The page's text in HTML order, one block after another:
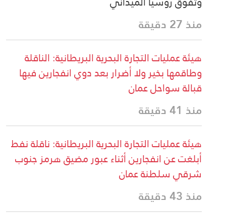
منذ 27 دقيقة
هيئة عمليات التجارة البحرية البريطانية: الناقلة
وطاقمها بخير ولا أضرار بعد دوي انفجارين فيها
قبالة سواحل عمان
منذ 41 دقيقة
هيئة عمليات التجارة البحرية البريطانية: ناقلة نفط
أبلغت عن انفجارين أثناء عبور مضيق هرمز جنوب
شرقي سلطنة عمان
منذ 43 دقيقة